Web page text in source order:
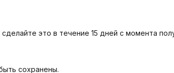
это в течение 15 дней с момента
сохранены.